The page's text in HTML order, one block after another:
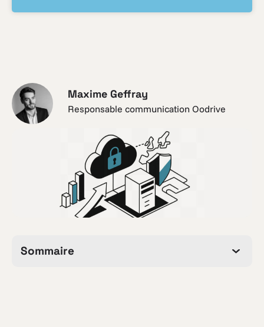
Maxime Geffray
Responsable communication Oodrive
Sommaire